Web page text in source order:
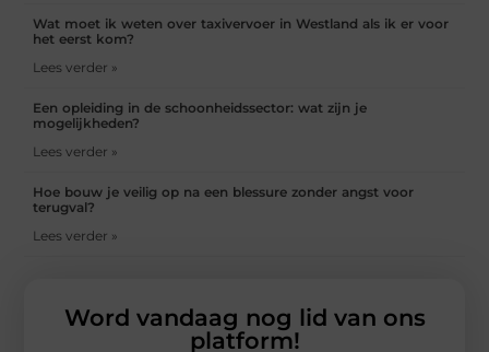
Wat moet ik weten over taxivervoer in Westland als ik er voor
het eerst kom?
Lees verder »
Een opleiding in de schoonheidssector: wat zijn je
mogelijkheden?
Lees verder »
Hoe bouw je veilig op na een blessure zonder angst voor
terugval?
Lees verder »
Word vandaag nog lid van ons
platform!